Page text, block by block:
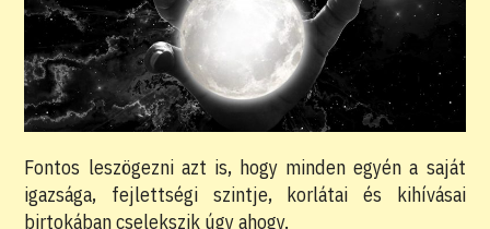
Fontos leszögezni azt is, hogy minden egyén a saját
igazsága, fejlettségi szintje, korlátai és kihívásai
birtokában cselekszik úgy ahogy.